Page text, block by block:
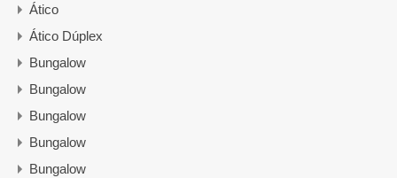
Ático
Ático Dúplex
Bungalow
Bungalow
Bungalow
Bungalow
Bungalow